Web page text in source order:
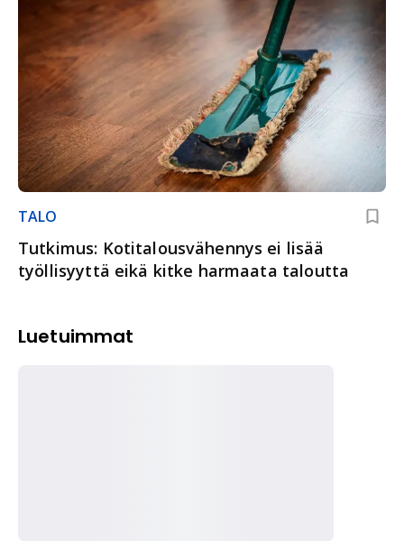
TALO
Tutkimus: Kotitalousvähennys ei lisää
työllisyyttä eikä kitke harmaata taloutta
Luetuimmat